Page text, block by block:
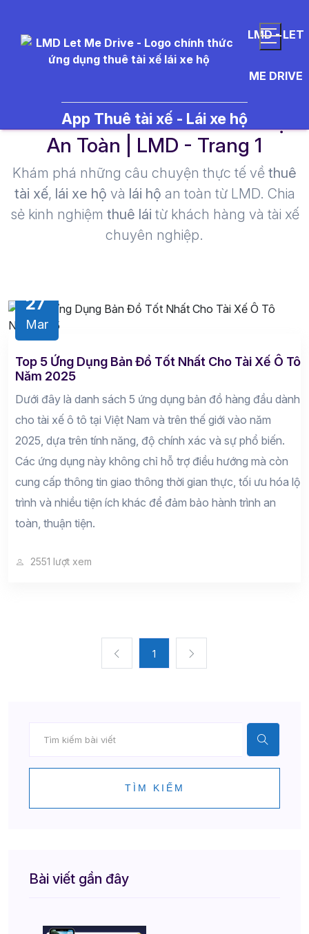
LMD - LET
ME DRIVE
App Thuê tài xế - Lái xe hộ
waze - Thuê Tài Xế Lái Xe Hộ
An Toàn | LMD - Trang 1​
Khám phá những câu chuyện thực tế về thuê
tài xế, lái xe hộ và lái hộ an toàn từ LMD. Chia
sẻ kinh nghiệm thuê lái từ khách hàng và tài xế
chuyên nghiệp.
27
Mar
Top 5 Ứng Dụng Bản Đồ Tốt Nhất Cho Tài Xế Ô Tô
Năm 2025
Dưới đây là danh sách 5 ứng dụng bản đồ hàng đầu dành
cho tài xế ô tô tại Việt Nam và trên thế giới vào năm
2025, dựa trên tính năng, độ chính xác và sự phổ biến.
Các ứng dụng này không chỉ hỗ trợ điều hướng mà còn
cung cấp thông tin giao thông thời gian thực, tối ưu hóa lộ
trình và nhiều tiện ích khác để đảm bảo hành trình an
toàn, thuận tiện.
2551 lượt xem
1
TÌM KIẾM
Bài viết gần đây